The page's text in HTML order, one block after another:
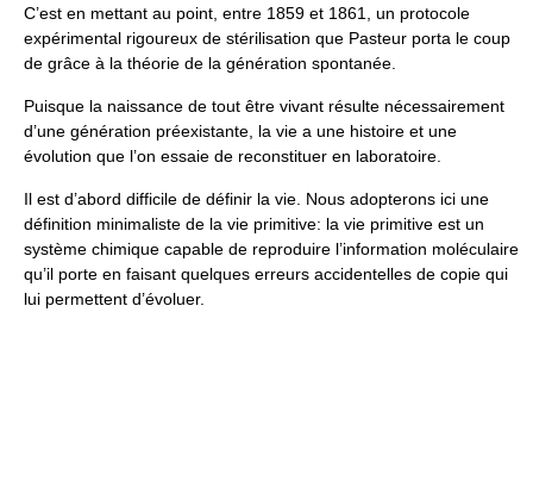
C’est en mettant au point, entre 1859 et 1861, un protocole
expérimental rigoureux de stérilisation que Pasteur porta le coup
de grâce à la théorie de la génération spontanée.
Puisque la naissance de tout être vivant résulte nécessairement
d’une génération préexistante, la vie a une histoire et une
évolution que l’on essaie de reconstituer en laboratoire.
Il est d’abord difficile de définir la vie. Nous adopterons ici une
définition minimaliste de la vie primitive: la vie primitive est un
système chimique capable de reproduire l’information moléculaire
qu’il porte en faisant quelques erreurs accidentelles de copie qui
lui permettent d’évoluer.